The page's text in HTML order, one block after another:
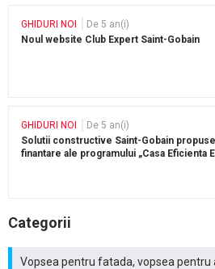
GHIDURI NOI
De 5 an(i)
Noul website Club Expert Saint-Gobain
GHIDURI NOI
De 5 an(i)
Solutii constructive Saint-Gobain
finantare ale programului „Casa Eficienta
Categorii
Vopsea pentru fatada, vopsea pentru